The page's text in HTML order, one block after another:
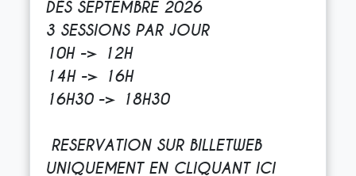
DÈS SEPTEMBRE 2026
3 SESSIONS PAR JOUR
10H -> 12H
14H -> 16H
16H30 -> 18H30
RESERVATION SUR BILLETWEB
UNIQUEMENT EN CLIQUANT ICI